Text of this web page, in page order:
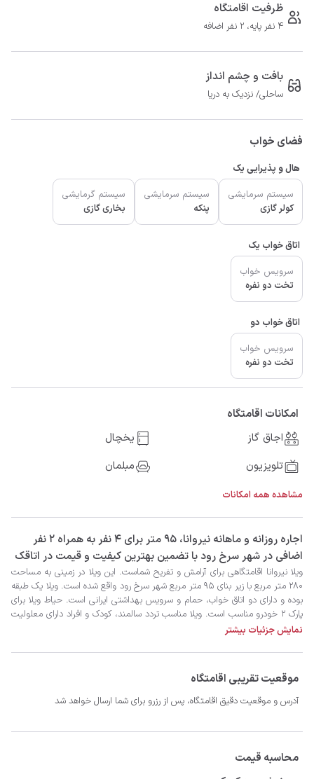
ظرفیت اقامتگاه
4 نفر پایه، 2 نفر اضافه
بافت و چشم انداز
ساحلی/ نزدیک به دریا
فضای خواب
هال و پذیرایی یک
سیستم سرمایشی
کولر گازی
سیستم سرمایشی
پنکه
سیستم گرمایشی
بخاری گازی
اتاق خواب یک
سرویس خواب
تخت دو نفره
اتاق خواب دو
سرویس خواب
تخت دو نفره
امکانات اقامتگاه
اجاق گاز
یخچال
تلویزیون
مبلمان
مشاهده همه امکانات
‫‫اجاره روزانه و ماهانه نیروانا، 95 متر برای 4 نفر به همراه 2 نفر
اضافی در شهر سرخ رود با تضمین بهترین کیفیت و قیمت در اتاقک
نمایش جزئیات بیشتر
موقعیت تقریبی اقامتگاه
آدرس و موقعیت دقیق اقامتگاه، پس از رزرو برای شما ارسال خواهد شد
محاسبه قیمت